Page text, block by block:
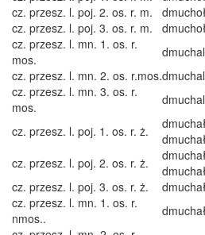
cz. przesz. l. poj. 2. os. r. m.
cz. przesz. l. poj. 3. os. r. m.
dmuchoł
cz. przesz. l. mn. 1. os. r.
mos.
cz. przesz. l. mn. 2. os. r.mos.
cz. przesz. l. mn. 3. os. r.
mos.
cz. przesz. l. poj. 1. os. r. ż.
cz. przesz. l. poj. 2. os. r. ż.
cz. przesz. l. poj. 3. os. r. ż.
cz. przesz. l. mn. 1. os. r.
nmos..